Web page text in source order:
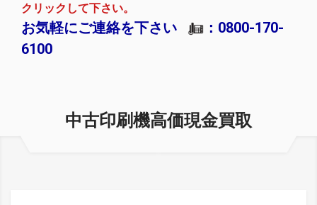
クリックして下さい。
お気軽にご連絡を下さい
：0800-170-
6100
中古印刷機高価現金買取